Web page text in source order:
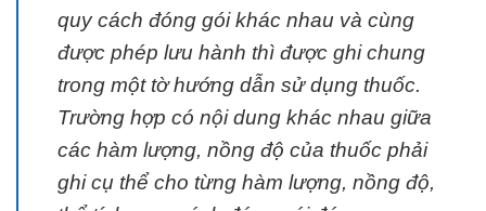
quy cách đóng gói khác nhau và cùng
được phép lưu hành thì được ghi chung
trong một tờ hướng dẫn sử dụng thuốc.
Trường hợp có nội dung khác nhau giữa
các hàm lượng, nồng độ của thuốc phải
ghi cụ thể cho từng hàm lượng, nồng độ,